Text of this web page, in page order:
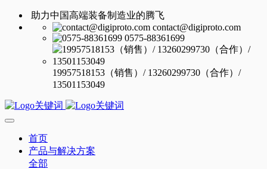
助力中国高端装备制造业的腾飞
contact@digiproto.com
0575-88361699
19957518153（销售）/ 13260299730（合作）/
13501153049
首页
产品与解决方案
全部